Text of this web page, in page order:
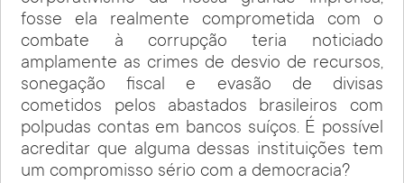
fosse ela realmente comprometida com o
combate à corrupção teria noticiado
amplamente as crimes de desvio de recursos,
sonegação fiscal e evasão de divisas
cometidos pelos abastados brasileiros com
polpudas contas em bancos suíços. É possível
acreditar que alguma dessas instituições tem
um compromisso sério com a democracia?